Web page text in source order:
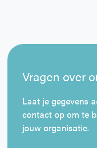
Vragen over
Laat je gegevens
contact op om te
jouw organisatie.